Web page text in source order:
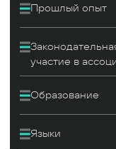
Прошлый опыт
участие в
Образование
Языки